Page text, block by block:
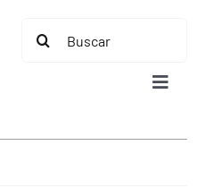
Buscar:
Toggle